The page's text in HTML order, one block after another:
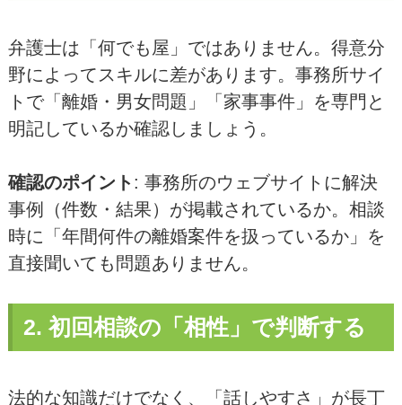
弁護士は「何でも屋」ではありません。得意分
野によってスキルに差があります。事務所サイ
トで「離婚・男女問題」「家事事件」を専門と
明記しているか確認しましょう。
確認のポイント : 事務所のウェブサイトに解決
事例（件数・結果）が掲載されているか。相談
時に「年間何件の離婚案件を扱っているか」を
直接聞いても問題ありません。
2. 初回相談の「相性」で判断する
法的な知識だけでなく、「話しやすさ」が長丁